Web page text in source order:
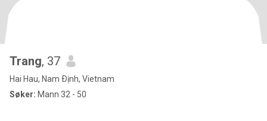
Trang, 37
Hai Hau, Nam Ðịnh, Vietnam
Søker: Mann 32 - 50